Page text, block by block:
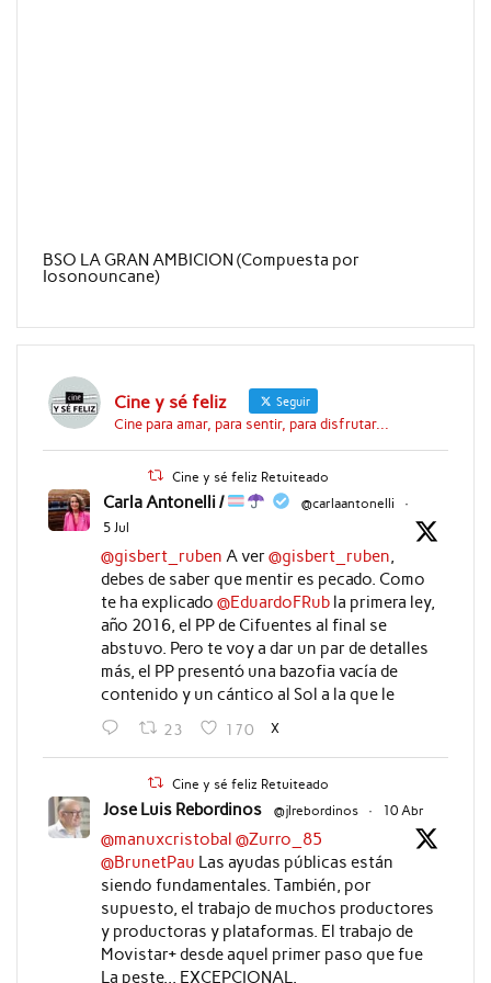
BSO LA GRAN AMBICION (Compuesta por
Iosonouncane)
Cine y sé feliz Seguir
Cine para amar, para sentir, para disfrutar...
Cine y sé feliz Retuiteado
Carla Antonelli / @carlaantonelli
·
5 Jul
@gisbert_ruben A ver@gisbert_ruben
debes de saber que mentir es pecado. Como
te ha explicado @EduardoFRubla primera ley,
año 2016, el PP de Cifuentes al final se
abstuvo. Pero te voy a dar un par de detalles
más, el PP presentó una bazofia vacía de
contenido y un cántico al Sol a la que le
23 170 X
Cine y sé feliz Retuiteado
Jose Luis Rebordinos @jlrebordinos · 10 Abr
@manuxcristobal @Zurro_85
@BrunetPau Las ayudas públicas están
siendo fundamentales. También, por
supuesto, el trabajo de muchos productores
y productoras y plataformas. El trabajo de
Movistar+ desde aquel primer paso que fue
La peste... EXCEPCIONAL.